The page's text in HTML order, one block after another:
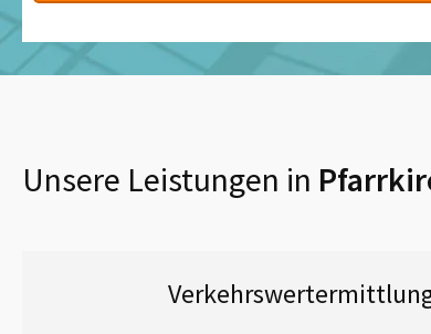
Unsere Leistungen in